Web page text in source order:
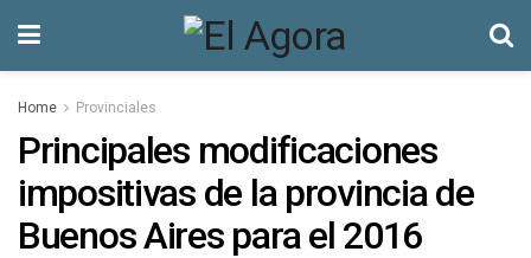
Home Provinciales
Principales modificaciones
impositivas de la provincia de
Buenos Aires para el 2016